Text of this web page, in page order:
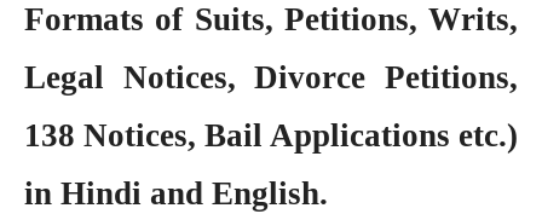
Formats of Suits, Petitions, Writs,
Legal Notices, Divorce Petitions,
138 Notices, Bail Applications etc.)
in Hindi and English.